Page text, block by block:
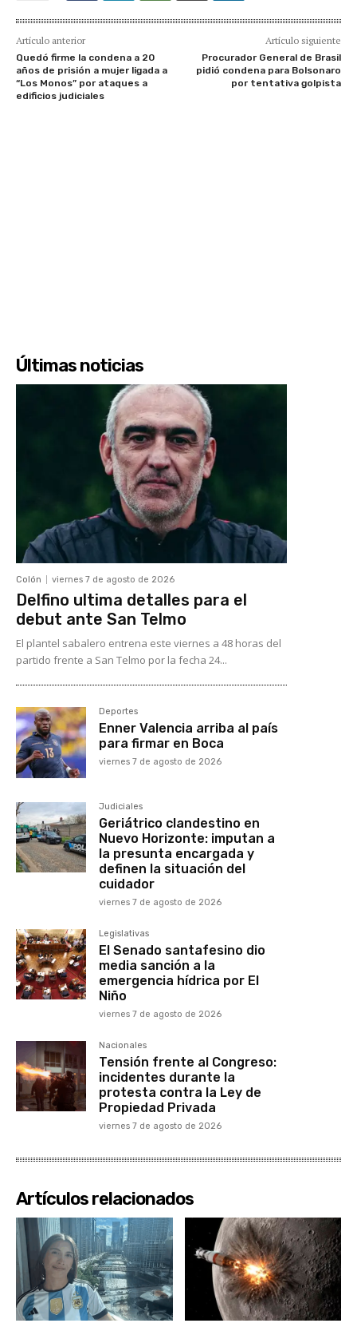
Artículo anterior
Quedó firme la condena a 20
años de prisión a mujer ligada a
“Los Monos” por ataques a
edificios judiciales
Artículo siguiente
Procurador General de Brasil
pidió condena para Bolsonaro
por tentativa golpista
Últimas noticias
Colón viernes 7 de agosto de 2026
Delfino ultima detalles para el
debut ante San Telmo
El plantel sabalero entrena este viernes a 48 horas del
partido frente a San Telmo por la fecha 24...
Deportes
Enner Valencia arriba al país
para firmar en Boca
viernes 7 de agosto de 2026
Judiciales
Geriátrico clandestino en
Nuevo Horizonte: imputan a
la presunta encargada y
definen la situación del
cuidador
viernes 7 de agosto de 2026
Legislativas
El Senado santafesino dio
media sanción a la
emergencia hídrica por El
Niño
viernes 7 de agosto de 2026
Nacionales
Tensión frente al Congreso:
incidentes durante la
protesta contra la Ley de
Propiedad Privada
viernes 7 de agosto de 2026
Artículos relacionados